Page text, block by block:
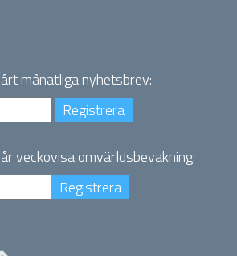
månatliga nyhetsbrev:
veckovisa omvärldsbevakning: